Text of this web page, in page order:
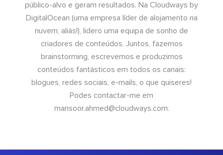
público-alvo e geram resultados. Na Cloudways by
DigitalOcean (uma empresa líder de alojamento na
nuvem, aliás!), lidero uma equipa de sonho de
criadores de conteúdos. Juntos, fazemos
brainstorming, escrevemos e produzimos
conteúdos fantásticos em todos os canais:
blogues, redes sociais, e-mails, o que quiseres!
Podes contactar-me em
mansoor.ahmed@cloudways.com.